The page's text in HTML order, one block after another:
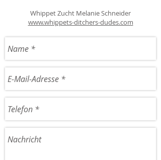
Whippet Zucht Melanie Schneider
www.whippets-ditchers-dudes.com